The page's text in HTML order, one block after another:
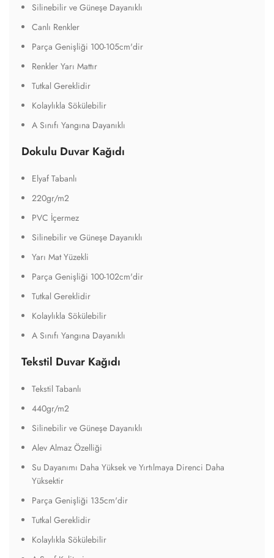
Silinebilir ve Güneşe Dayanıklı
Canlı Renkler
Parça Genişliği 100-105cm'dir
Renkler Yarı Mattır
Tutkal Gereklidir
Kolaylıkla Sökülebilir
A Sınıfı Yangına Dayanıklı
Dokulu Duvar Kağıdı
Elyaf Tabanlı
220gr/m2
PVC İçermez
Silinebilir ve Güneşe Dayanıklı
Yarı Mat Yüzekli
Parça Genişliği 100-102cm'dir
Tutkal Gereklidir
Kolaylıkla Sökülebilir
A Sınıfı Yangına Dayanıklı
Tekstil Duvar Kağıdı
Tekstil Tabanlı
440gr/m2
Silinebilir ve Güneşe Dayanıklı
Alev Almaz Özelliği
Su Dayanımı Daha Yüksek ve Yırtılmaya Direnci Daha
Yüksektir
Parça Genişliği 135cm'dir
Tutkal Gereklidir
Kolaylıkla Sökülebilir